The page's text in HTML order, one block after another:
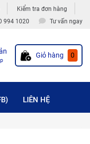
Kiểm tra đơn hàng
994 1020 Tư vấn ngay
Giỏ hàng 0
LIÊN HỆ